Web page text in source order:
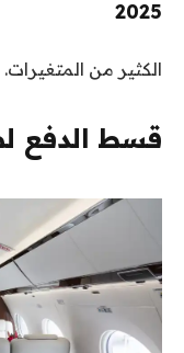
2025
الكثير من المتغيرات.
قسط الدفع